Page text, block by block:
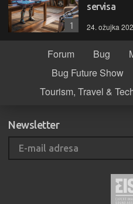
servisa
24. ožujka
1
Forum Bug
Bug Future Show
Tourism, Travel &
Newsletter